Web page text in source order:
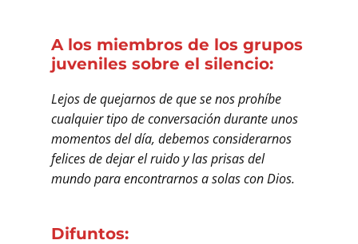
A los miembros de los grupos
juveniles sobre el silencio:
Lejos de quejarnos de que se nos prohíbe
cualquier tipo de conversación durante unos
momentos del día, debemos considerarnos
felices de dejar el ruido y las prisas del
mundo para encontrarnos a solas con Dios.
Difuntos: